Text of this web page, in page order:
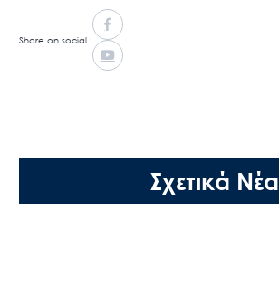
Share on social :
Σχετικά Νέα